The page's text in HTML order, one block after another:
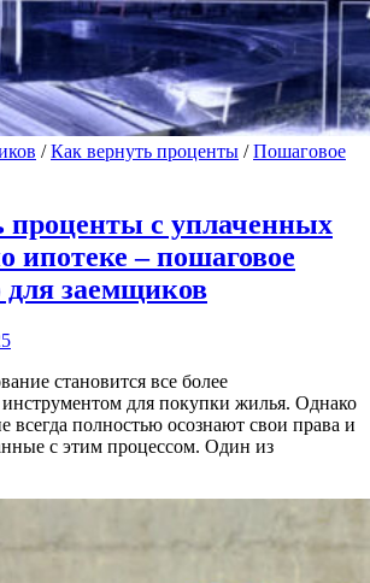
/Как вернуть проценты /Пошаговое
проценты с уплаченных
ипотеке – пошаговое
для заемщиков
становится все более
для покупки жилья. Однако
всегда полностью осознают свои права и
с этим процессом. Один из